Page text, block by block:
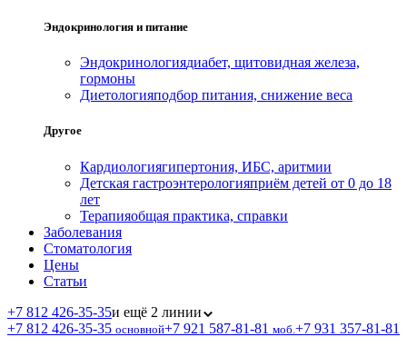
Эндокринология и питание
Эндокринологиядиабет, щитовидная железа,
гормоны
Диетологияподбор питания, снижение веса
Другое
Кардиологиягипертония, ИБС, аритмии
Детская гастроэнтерологияприём детей от 0 до 18
лет
Терапияобщая практика, справки
Заболевания
Стоматология
Цены
Статьи
+7 812 426‑35‑35и ещё 2 линии
+7 812 426‑35‑35 основной+7 921 587‑81‑81 моб. +7 931 357‑81‑81